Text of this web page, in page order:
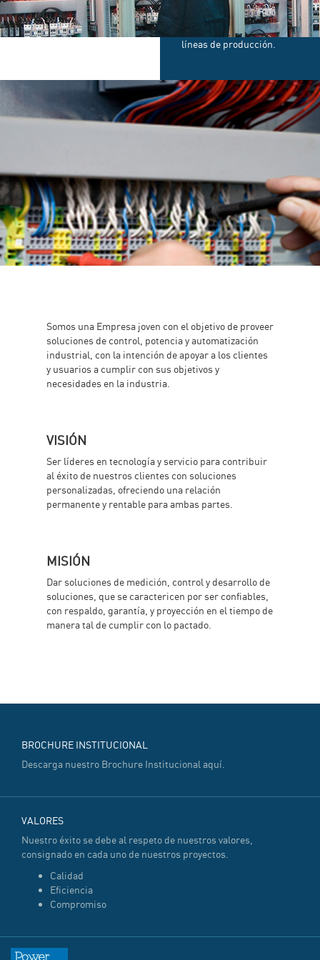
mejoras de sus máquinas
y modernización en sus
líneas de producción.
Somos una Empresa joven con el objetivo de proveer
soluciones de control, potencia y automatización
industrial, con la intención de apoyar a los clientes
y usuarios a cumplir con sus objetivos y
necesidades en la industria.
VISIÓN
Ser líderes en tecnología y servicio para contribuir
al éxito de nuestros clientes con soluciones
personalizadas, ofreciendo una relación
permanente y rentable para ambas partes.
MISIÓN
Dar soluciones de medición, control y desarrollo de
soluciones, que se caractericen por ser confiables,
con respaldo, garantía, y proyección en el tiempo de
manera tal de cumplir con lo pactado.
BROCHURE INSTITUCIONAL
Descarga nuestro Brochure Institucional aquí
VALORES
Nuestro éxito se debe al respeto de nuestros valores,
consignado en cada uno de nuestros proyectos.
Calidad
Eficiencia
Compromiso